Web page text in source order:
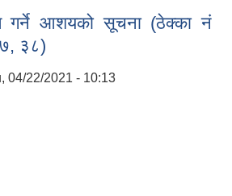
गर्ने आशयको सूचना (ठेक्का न‌ं
३८)
04/22/2021 - 10:13